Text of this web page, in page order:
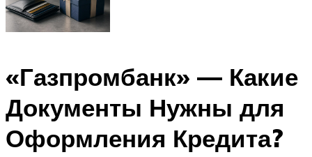
«Газпромбанк» — Какие
Документы Нужны для
Оформления Кредита?